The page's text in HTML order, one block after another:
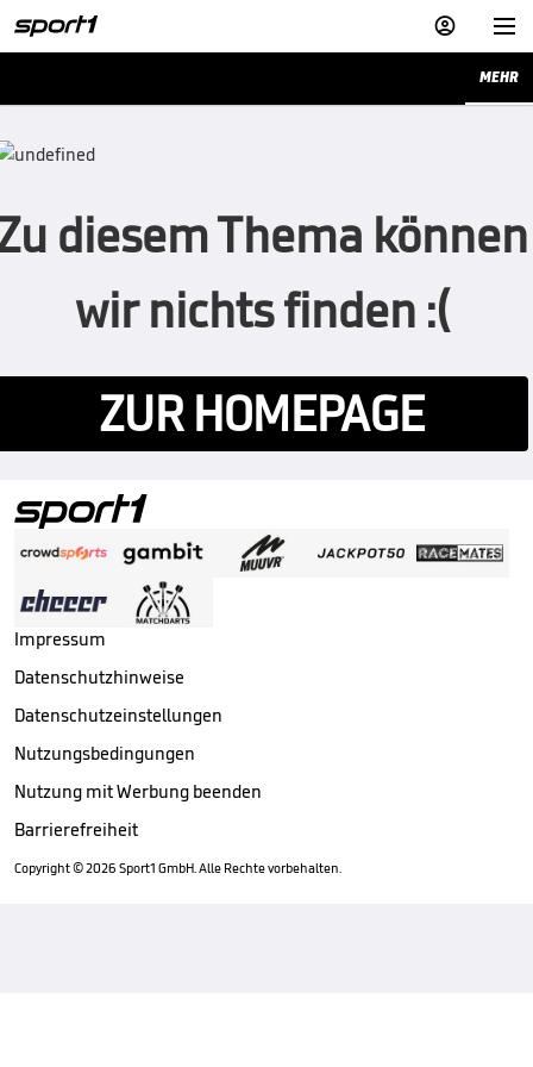


MEHR
diesem Thema können
wir nichts finden :(
ZUR HOMEPAGE
Impressum
Datenschutzhinweise
Datenschutzeinstellungen
Nutzungsbedingungen
Nutzung mit Werbung beenden
Barrierefreiheit
Copyright ©2026 Sport1 GmbH. Alle Rechte vorbehalten.